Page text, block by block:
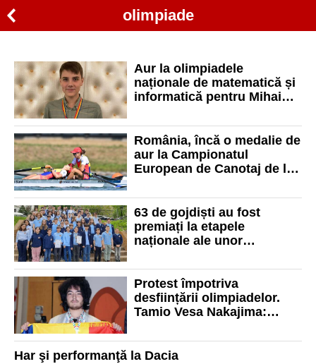
olimpiade
Aur la olimpiadele
naționale de matematică și
informatică pentru Mihai
„Onisifor Ghibu”
România, încă o medalie de
aur la Campionatul
European de Canotaj de la
63 de gojdiști au fost
premiați la etapele
naționale ale unor
Protest împotriva
desființării olimpiadelor.
Tamio Vesa Nakajima:
probabil nu intram la
Oxford”
Har şi performanţă la Dacia